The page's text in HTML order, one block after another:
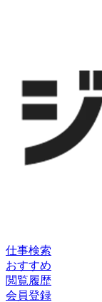
仕事検索
おすすめ
閲覧履歴
会員登録